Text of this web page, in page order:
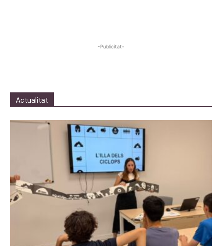
-Publicitat-
Actualitat